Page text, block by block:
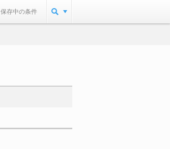
保存中の条件